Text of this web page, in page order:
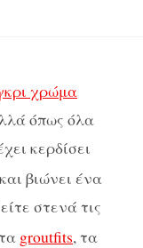
χρώμα
όπως όλα
κερδίσει
βιώνει ένα
στενά τις
groutfits, τα